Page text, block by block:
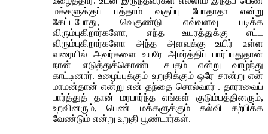
மக்களுக்குப் பத்தாம் வகுப்பு போதாதா என்று
கேட்டபோது, வெகுண்டு எவ்வளவு படிக்க
விரும்புகிறார்களோ, எந்த உயரத்துக்கு எட்ட
விரும்புகிறார்களோ அந்த அளவுக்கு உயிர் உள்ள
வரையில் அவர்களை உயரே அமர்த்திப் பார்ப்பதுதான்
நான் எடுத்துக்கொண்ட சபதம் என்று வாழ்ந்து
காட்டினார். உழைப்புக்கும் உறுதிக்கும் ஒரே சான்று என்
மாமன்தான் என்று என் தந்தை சொல்வார் . தாராவைப்
பார்த்துத் தான் மரபார்ந்த எங்கள் குடும்பத்தினரும்,
உறவினரும், பெண் மக்களுக்கும் கல்வி கற்பிக்க
வேண்டும் என்று உறுதி பூண்டார்கள்.